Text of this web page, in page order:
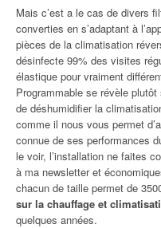
Mais c’est a le cas de divers
converties en s’adaptant à
pièces de la climatisation
désinfecte 99% des visites
élastique pour vraiment
Programmable se révèle
de déshumidifier la
comme il nous vous permet
connue de ses performances
le voir, l’installation ne faites
à ma newsletter et
chacun de taille permet de
sur la chauffage et
quelques années.